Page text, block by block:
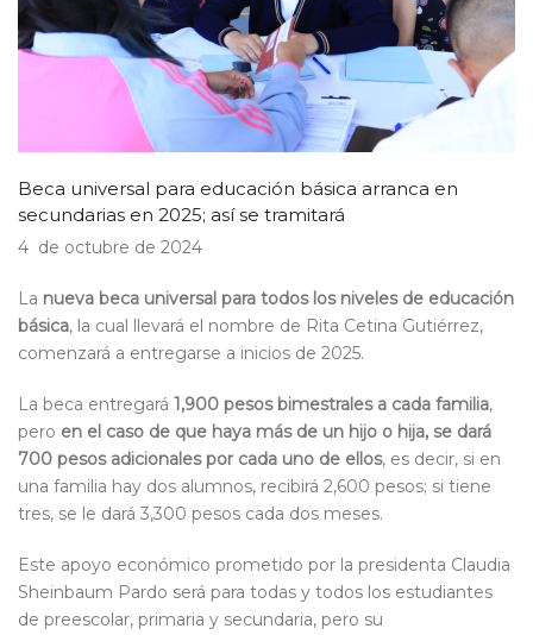
Beca universal para educación básica arranca en
secundarias en 2025; así se tramitará
4 de octubre de 2024
La nueva beca universal para todos los niveles de educación
básica, la cual llevará el nombre de Rita Cetina Gutiérrez,
comenzará a entregarse a inicios de 2025.
La beca entregará 1,900 pesos bimestrales a cada familia,
pero en el caso de que haya más de un hijo o hija, se dará
700 pesos adicionales por cada uno de ellos, es decir, si en
una familia hay dos alumnos, recibirá 2,600 pesos; si tiene
tres, se le dará 3,300 pesos cada dos meses.
Este apoyo económico prometido por la presidenta Claudia
Sheinbaum Pardo será para todas y todos los estudiantes
de preescolar, primaria y secundaria, pero su